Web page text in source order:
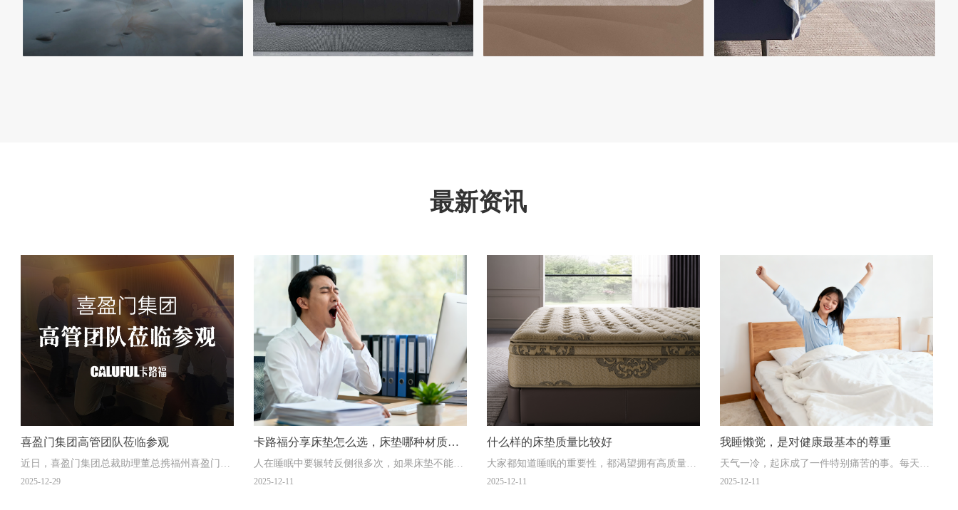
以卓越的设计、多样的款式和人体工程学
的智慧，为您带来舒适与健康的完美融
美、质感高级的沙发系列，与空间和谐搭
配，彰显品位与格调，为您的家居生活增
>
最新资讯
喜盈门集团高管团队莅临参观
近日，喜盈门集团总裁助理董总携福州喜盈门招
商负责人陈总、经销商陈总一行莅临卡路福指导
2025-12-29
卡路福分享床垫怎么选，床垫哪种材质
好？
人在睡眠中要辗转反侧很多次，如果床垫不能理
想地承托身体，身体受压或发麻的情况就会出
2025-12-11
什么样的床垫质量比较好
大家都知道睡眠的重要性，都渴望拥有高质量的
深睡时间。
2025-12-11
我睡懒觉，是对健康最基本的尊重
天气一冷，起床成了一件特别痛苦的事。每天拖
到最后一刻，慌张地拉开被子
2025-12-11